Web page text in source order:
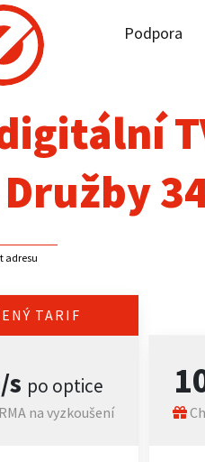
Podpora
adresu
TARIF
s po optice
na vyzkoušení